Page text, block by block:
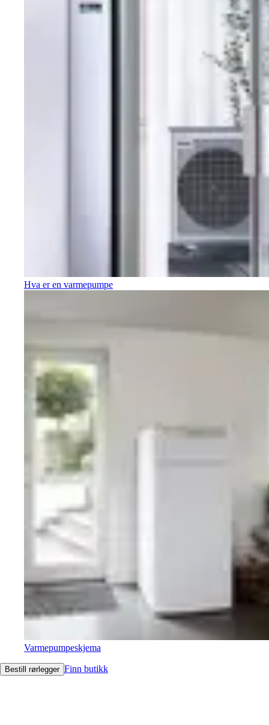
Hva er en varmepumpe
Varmepumpeskjema
Bestill rørlegger Finn butikk